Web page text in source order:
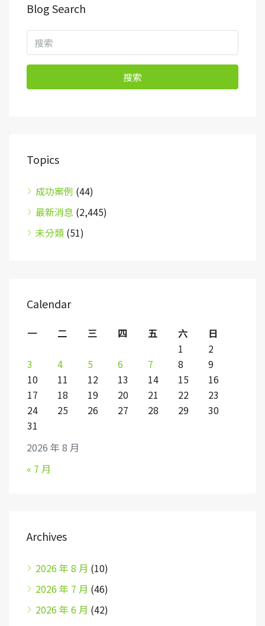
Blog Search
搜索
Topics
成功案例 (44)
最新消息 (2,445)
未分類 (51)
Calendar
2026 年 8 月
一 二 三 四 五 六
日
1
2
3
4 5 6 7 8
9
10
11 12 13 14 15
16
17
18 19 20 21 22
23
24
25 26 27 28 29
30
31
« 7 月
Archives
2026 年 8 月 (10)
2026 年 7 月 (46)
2026 年 6 月 (42)